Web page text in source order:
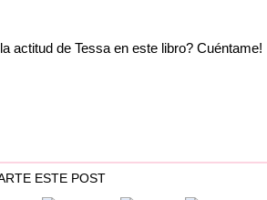
actitud de Tessa en este libro? Cuéntame!
ESTE POST